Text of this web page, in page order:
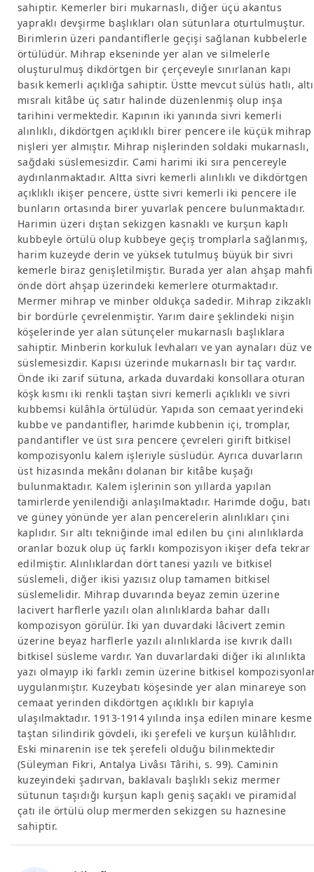
sahiptir. Kemerler biri mukarnaslı, diğer üçü akantus
yapraklı devşirme başlıkları olan sütunlara oturtulmuştur.
Birimlerin üzeri pandantiflerle geçişi sağlanan kubbelerle
örtülüdür. Mihrap ekseninde yer alan ve silmelerle
oluşturulmuş dikdörtgen bir çerçeveyle sınırlanan kapı
basık kemerli açıklığa sahiptir. Üstte mevcut sülüs hatlı, altı
mısralı kitâbe üç satır halinde düzenlenmiş olup inşa
tarihini vermektedir. Kapının iki yanında sivri kemerli
alınlıklı, dikdörtgen açıklıklı birer pencere ile küçük mihrap
nişleri yer almıştır. Mihrap nişlerinden soldaki mukarnaslı,
sağdaki süslemesizdir. Cami harimi iki sıra pencereyle
aydınlanmaktadır. Altta sivri kemerli alınlıklı ve dikdörtgen
açıklıklı ikişer pencere, üstte sivri kemerli iki pencere ile
bunların ortasında birer yuvarlak pencere bulunmaktadır.
Harimin üzeri dıştan sekizgen kasnaklı ve kurşun kaplı
kubbeyle örtülü olup kubbeye geçiş tromplarla sağlanmış,
harim kuzeyde derin ve yüksek tutulmuş büyük bir sivri
kemerle biraz genişletilmiştir. Burada yer alan ahşap
önde dört ahşap üzerindeki kemerlere oturmaktadır.
Mermer mihrap ve minber oldukça sadedir. Mihrap zikzaklı
bir bordürle çevrelenmiştir. Yarım daire şeklindeki nişin
köşelerinde yer alan sütunçeler mukarnaslı başlıklara
sahiptir. Minberin korkuluk levhaları ve yan aynaları düz ve
süslemesizdir. Kapısı üzerinde mukarnaslı bir taç vardır.
Önde iki zarif sütuna, arkada duvardaki konsollara oturan
köşk kısmı iki renkli taştan sivri kemerli açıklıklı ve sivri
kubbemsi külâhla örtülüdür. Yapıda son cemaat yerindeki
kubbe ve pandantifler, harimde kubbenin içi, tromplar,
pandantifler ve üst sıra pencere çevreleri girift bitkisel
kompozisyonlu kalem işleriyle süslüdür. Ayrıca duvarların
üst hizasında mekânı dolanan bir kitâbe kuşağı
bulunmaktadır. Kalem işlerinin son yıllarda yapılan
tamirlerde yenilendiği anlaşılmaktadır. Harimde doğu, batı
ve güney yönünde yer alan pencerelerin alınlıkları çini
kaplıdır. Sır altı tekniğinde imal edilen bu çini alınlıklarda
oranlar bozuk olup üç farklı kompozisyon ikişer defa tekrar
edilmiştir. Alınlıklardan dört tanesi yazılı ve bitkisel
süslemeli, diğer ikisi yazısız olup tamamen bitkisel
süslemelidir. Mihrap duvarında beyaz zemin üzerine
lacivert harflerle yazılı olan alınlıklarda bahar dallı
kompozisyon görülür. İki yan duvardaki lâcivert zemin
üzerine beyaz harflerle yazılı alınlıklarda ise kıvrık dallı
bitkisel süsleme vardır. Yan duvarlardaki diğer iki alınlıkta
yazı olmayıp iki farklı zemin üzerine bitkisel
uygulanmıştır. Kuzeybatı köşesinde yer alan minareye son
cemaat yerinden dikdörtgen açıklıklı bir kapıyla
ulaşılmaktadır. 1913-1914 yılında inşa edilen minare kesme
taştan silindirik gövdeli, iki şerefeli ve kurşun külâhlıdır.
Eski minarenin ise tek şerefeli olduğu bilinmektedir
(Süleyman Fikri, Antalya Livâsı Târihi, s. 99). Caminin
kuzeyindeki şadırvan, baklavalı başlıklı sekiz mermer
sütunun taşıdığı kurşun kaplı geniş saçaklı ve piramidal
çatı ile örtülü olup mermerden sekizgen su haznesine
sahiptir.